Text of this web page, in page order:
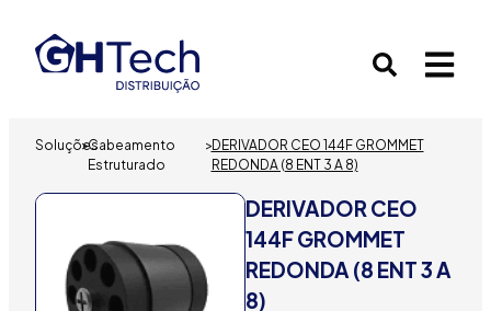
Soluções
>Cabeamento
Estruturado
>DERIVADOR CEO 144F GROMMET
REDONDA (8 ENT 3 A 8)
DERIVADOR CEO
144F GROMMET
REDONDA (8 ENT 3 A
8)